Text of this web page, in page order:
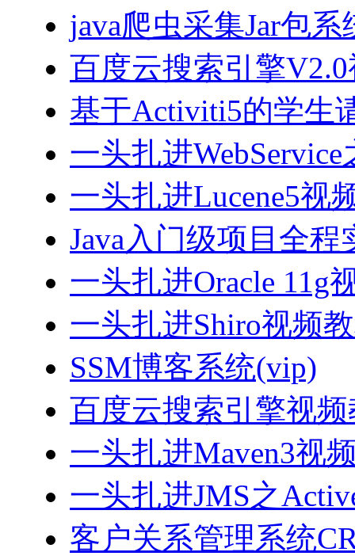
java爬虫采集Jar包
百度云搜索引擎
基于Activiti5的学生
一头扎进
一头扎进Lucene5视
Java入门级项目全程
一头扎进Oracle 11g
一头扎进Shiro视频
SSM博客系统(vip)
百度云搜索引擎视
一头扎进Maven3视
一头扎进JMS之
客户关系管理系统